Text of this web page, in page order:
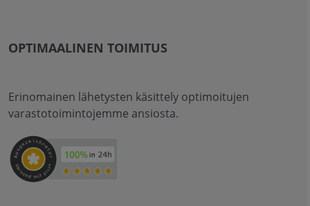
OPTIMAALINEN TOIMITUS
Erinomainen lähetysten käsittely optimoitujen
varastotoimintojemme ansiosta.